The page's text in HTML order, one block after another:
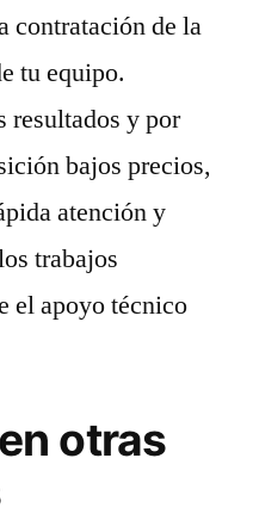
contratación de la
tu equipo.
resultados y por
bajos precios,
atención y
trabajos
el apoyo técnico
otras